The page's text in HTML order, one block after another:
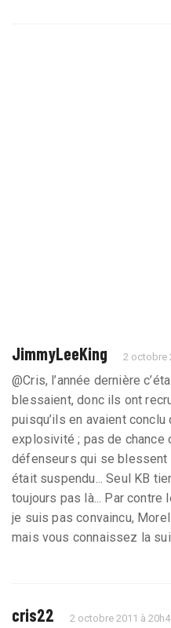
JimmyLeeKing 2 octobre
@Cris, l’année dernière
blessaient, donc ils ont
puisqu’ils en avaient conclu
explosivité ; pas de chance
défenseurs qui se blessent
était suspendu... Seul KB
toujours pas là... Par contre
je suis pas convaincu,
mais vous connaissez la
cris22 2 octobre 2011 à